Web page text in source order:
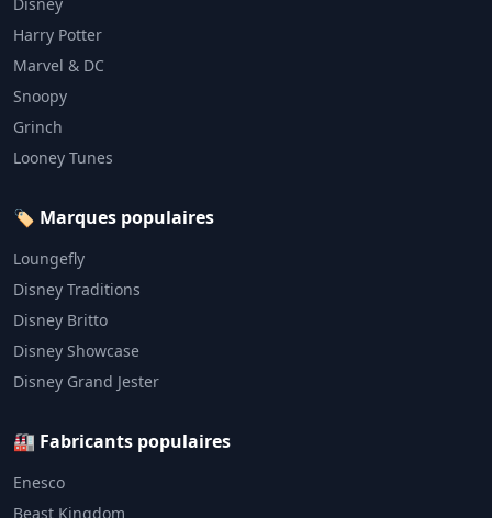
Harry Potter
Marvel & DC
Snoopy
Grinch
Looney Tunes
🏷️ Marques populaires
Loungefly
Disney Traditions
Disney Britto
Disney Showcase
Disney Grand Jester
🏭 Fabricants populaires
Enesco
Beast Kingdom